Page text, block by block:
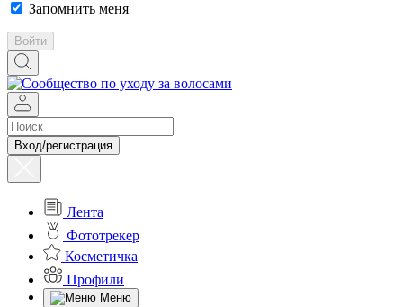
Запомнить меня
Войти
Вход/регистрация
Лента
Фототрекер
Косметичка
Профили
Меню